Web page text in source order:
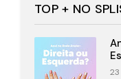
TOP + NO